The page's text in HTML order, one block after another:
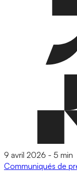
9 avril 2026 - 5 min
Communiqués de